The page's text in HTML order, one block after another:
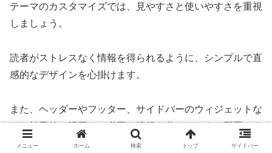
テーマのカスタマイズでは、見やすさと使いやすさを重視
しましょう。
読者がストレスなく情報を得られるように、シンプルで直
感的なデザインを心掛けます。
また、ヘッダーやフッター、サイドバーのウィジェットな
どを効果的に活用し、必要な情報を分かりやすく配置しま
す。
メニュー ホーム 検索 トップ サイドバー